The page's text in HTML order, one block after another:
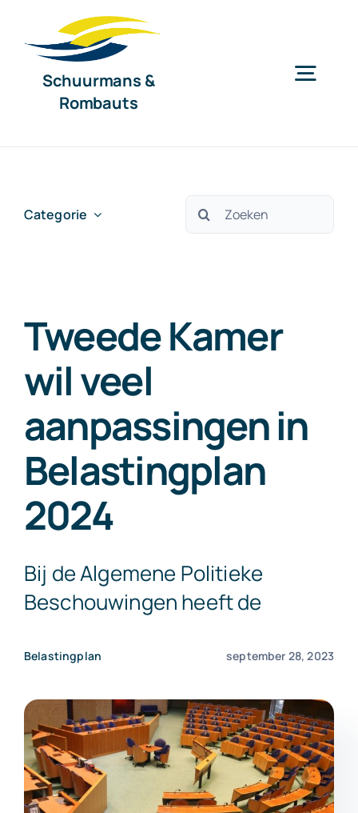
naar
Schuurmans &
Rombauts
Nieuws
Exact Online
Neem contact op!
Categorie
Zoeken
Tweede Kamer
wil veel
aanpassingen in
Belastingplan
2024
Bij de Algemene Politieke
Beschouwingen heeft de
Belastingplan september 28, 2023